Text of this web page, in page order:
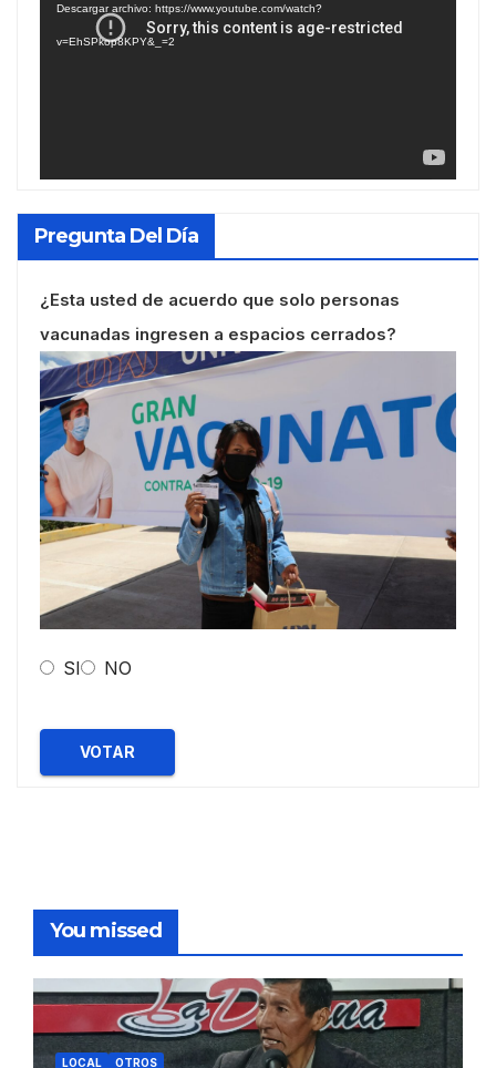
Descargar archivo: https://www.youtube.com/watch?
v=EhSPkop8KPY&_=2
Pregunta Del Día
¿Esta usted de acuerdo que solo personas
vacunadas ingresen a espacios cerrados?
SI NO
VOTAR
You missed
LOCAL OTROS